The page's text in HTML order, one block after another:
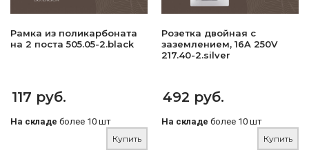
Рамка из поликарбоната
на 2 поста 505.05-2.black
117 руб.
На складе более 10 шт
Купить
Розетка двойная с
заземлением, 16A 250V
217.40-2.silver
492 руб.
На складе более 10 шт
Купить